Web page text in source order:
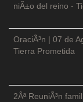
niÃ±o del reino -
OraciÃ³n | 07 de
Tierra Prometida
2Âª ReuniÃ³n